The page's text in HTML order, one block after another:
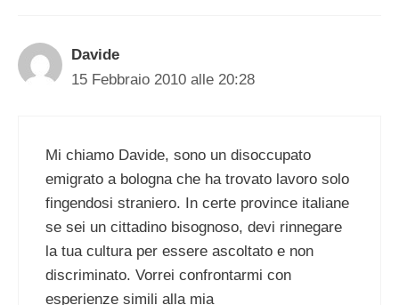
Davide
15 Febbraio 2010 alle 20:28
Mi chiamo Davide, sono un disoccupato
emigrato a bologna che ha trovato lavoro solo
fingendosi straniero. In certe province italiane
se sei un cittadino bisognoso, devi rinnegare
la tua cultura per essere ascoltato e non
discriminato. Vorrei confrontarmi con
esperienze simili alla mia